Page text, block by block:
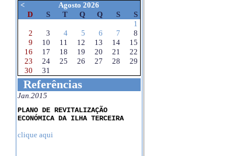
<
Agosto 2026
D
S T Q Q S
S
1
2
3 4 5 6 7
8
9
10 11 12 13 14
15
16
17 18 19 20 21
22
23
24 25 26 27 28
29
30
31
Referências
Jan.2015
PLANO DE REVITALIZAÇÃO
ECONÓMICA DA ILHA TERCEIRA
clique aqui